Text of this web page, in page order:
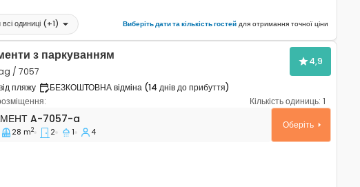
одиниці (+1) Виберіть дати та кількість гостей для отримання точної ціни
з паркуванням
/ 7057
4,9
пляжу
БЕЗКОШТОВНА відміна (14 днів до прибуття)
Кількість одиниць: 1
апартаменти Умаг - Umag A-7057-a
A-7057-a
28 m2 2 1 4
Оберіть